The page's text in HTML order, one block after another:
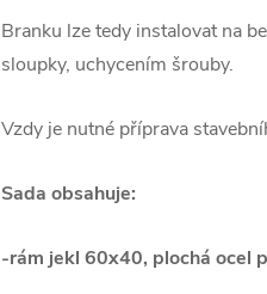
Branku lze tedy instalovat na
sloupky, uchycením šrouby.
Vzdy je nutné příprava
Sada obsahuje:
-rám jekl 60x40, plochá ocel